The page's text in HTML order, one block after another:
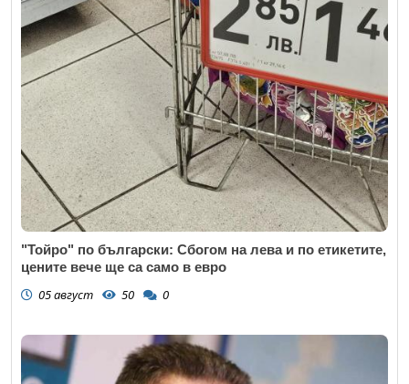
"Тойро" по български: Сбогом на лева и по етикетите,
цените вече ще са само в евро
05 август 50 0